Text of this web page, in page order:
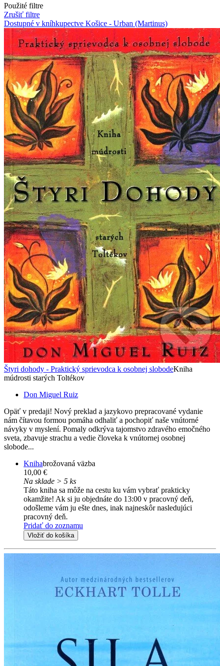
Použité filtre
Zrušiť filtre
Dostupné v kníhkupectve Košice - Urban (Martinus)
Štyri dohody - Praktický sprievodca k osobnej slobodeKniha
múdrosti starých Toltékov
Don Miguel Ruiz
Opäť v predaji! Nový preklad a jazykovo prepracované vydanie
nám čítavou formou pomáha odhaliť a pochopiť naše vnútorné
návyky v myslení. Pomaly odkrýva tajomstvo zdravého emočného
sveta, zbavuje strachu a vedie človeka k vnútornej osobnej
slobode...
Knihabrožovaná väzba
10,00 €
Na sklade > 5 ks
Táto kniha sa môže na cestu ku vám vybrať prakticky
okamžite! Ak si ju objednáte do 13:00 v pracovný deň,
odošleme vám ju ešte dnes, inak najneskôr nasledujúci
pracovný deň.
Pridať do zoznamu
Vložiť do košíka